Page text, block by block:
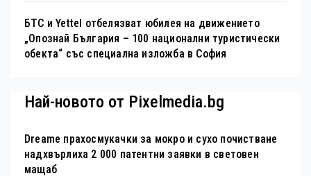
БТС и Yettel отбелязват юбилея на движението
„Опознай България – 100 национални туристически
обекта“ със специална изложба в София
Най-новото от Pixelmedia.bg
Dreame прахосмукачки за мокро и сухо почистване
надхвърлиха 2 000 патентни заявки в световен
мащаб